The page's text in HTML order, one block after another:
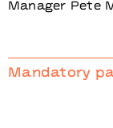
Manager Pete
Mandatory